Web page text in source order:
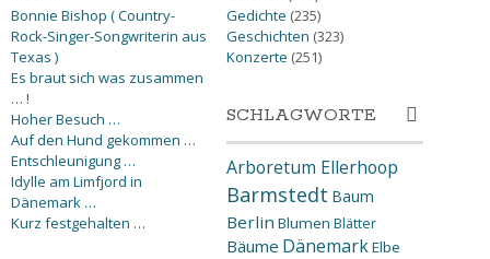
Bonnie Bishop ( Country-
Rock-Singer-Songwriterin aus
Texas )
Es braut sich was zusammen
… !
Hoher Besuch …
Auf den Hund gekommen …
Entschleunigung …
Idylle am Limfjord in
Dänemark …
Kurz festgehalten …
Gedichte (235)
Geschichten (323)
Konzerte (251)
SCHLAGWORTE
Arboretum Ellerhoop
Barmstedt Baum
Berlin Blumen Blätter
Bäume DänemarkElbe